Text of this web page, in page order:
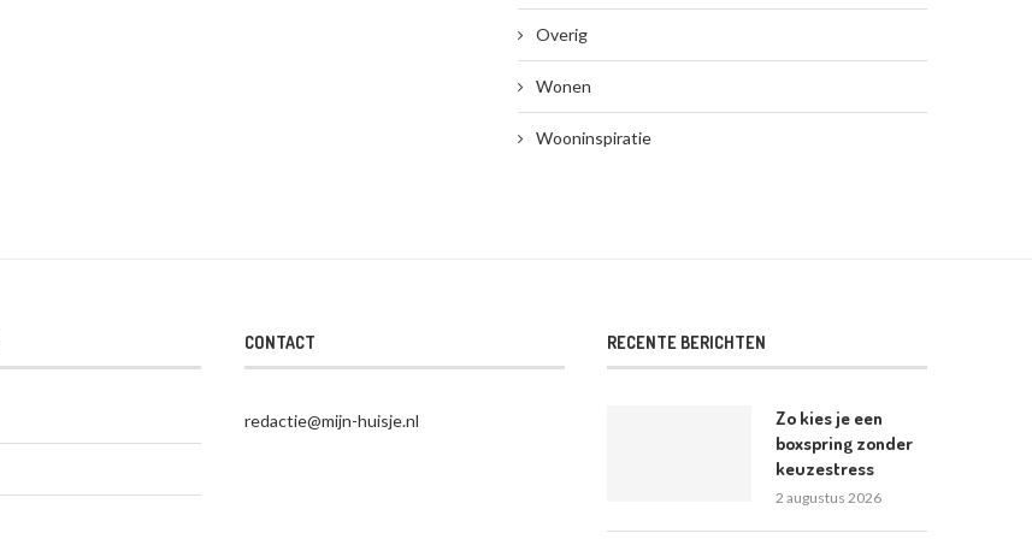
Overig
Wonen
Wooninspiratie
CONTACT
redactie@mijn-huisje.nl
RECENTE BERICHTEN
Zo kies je een
boxspring zonder
keuzestress
2 augustus 2026